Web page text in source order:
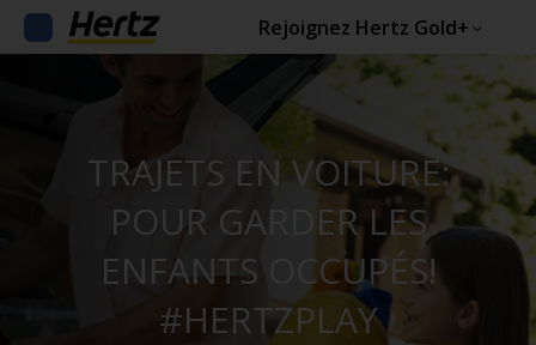
Rejoignez Hertz Gold+
TRAJETS EN VOITURE:
POUR GARDER LES
ENFANTS OCCUPÉS!
#HERTZPLAY